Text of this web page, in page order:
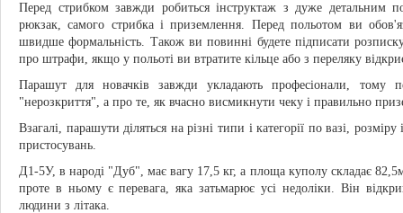
Перед стрибком завжди робиться інструктаж з дуже детальним
рюкзак, самого стрибка і приземлення. Перед польотом ви
швидше формальність. Також ви повинні будете підписати
про штрафи, якщо у польоті ви втратите кільце або з переляку
Парашут для новачків завжди укладають професіонали, тому
"нерозкриття", а про те, як вчасно висмикнути чеку і правильно
Взагалі, парашути діляться на різні типи і категорії по вазі,
пристосувань.
Д1-5У, в народі "Дуб", має вагу 17,5 кг, а площа куполу складає
проте в ньому є перевага, яка затьмарює усі недоліки. Він
людини з літака.